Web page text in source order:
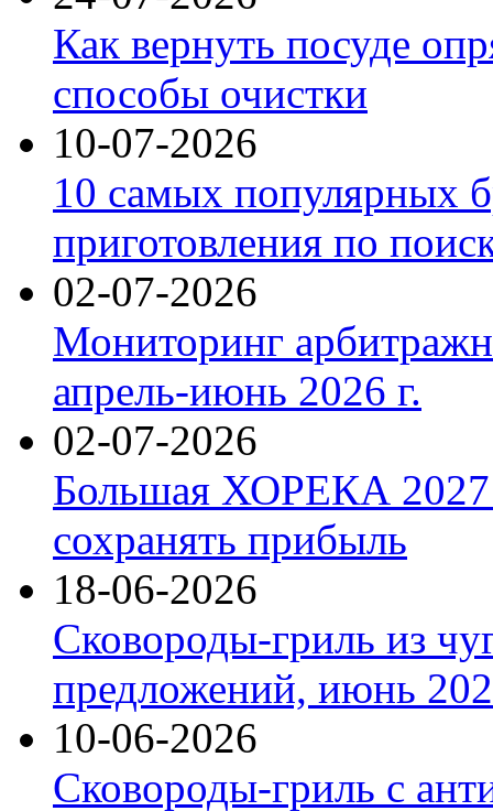
Как вернуть посуде
способы очистки
10-07-2026
10 самых популярных
приготовления по
02-07-2026
Мониторинг
апрель-июнь 2026 г.
02-07-2026
Большая ХОРЕКА 2027:
сохранять прибыль
18-06-2026
Сковороды-гриль из
предложений, июнь
10-06-2026
Сковороды-гриль с